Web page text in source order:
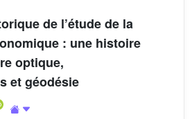
de l’étude de la
: une histoire
optique,
et géodésie